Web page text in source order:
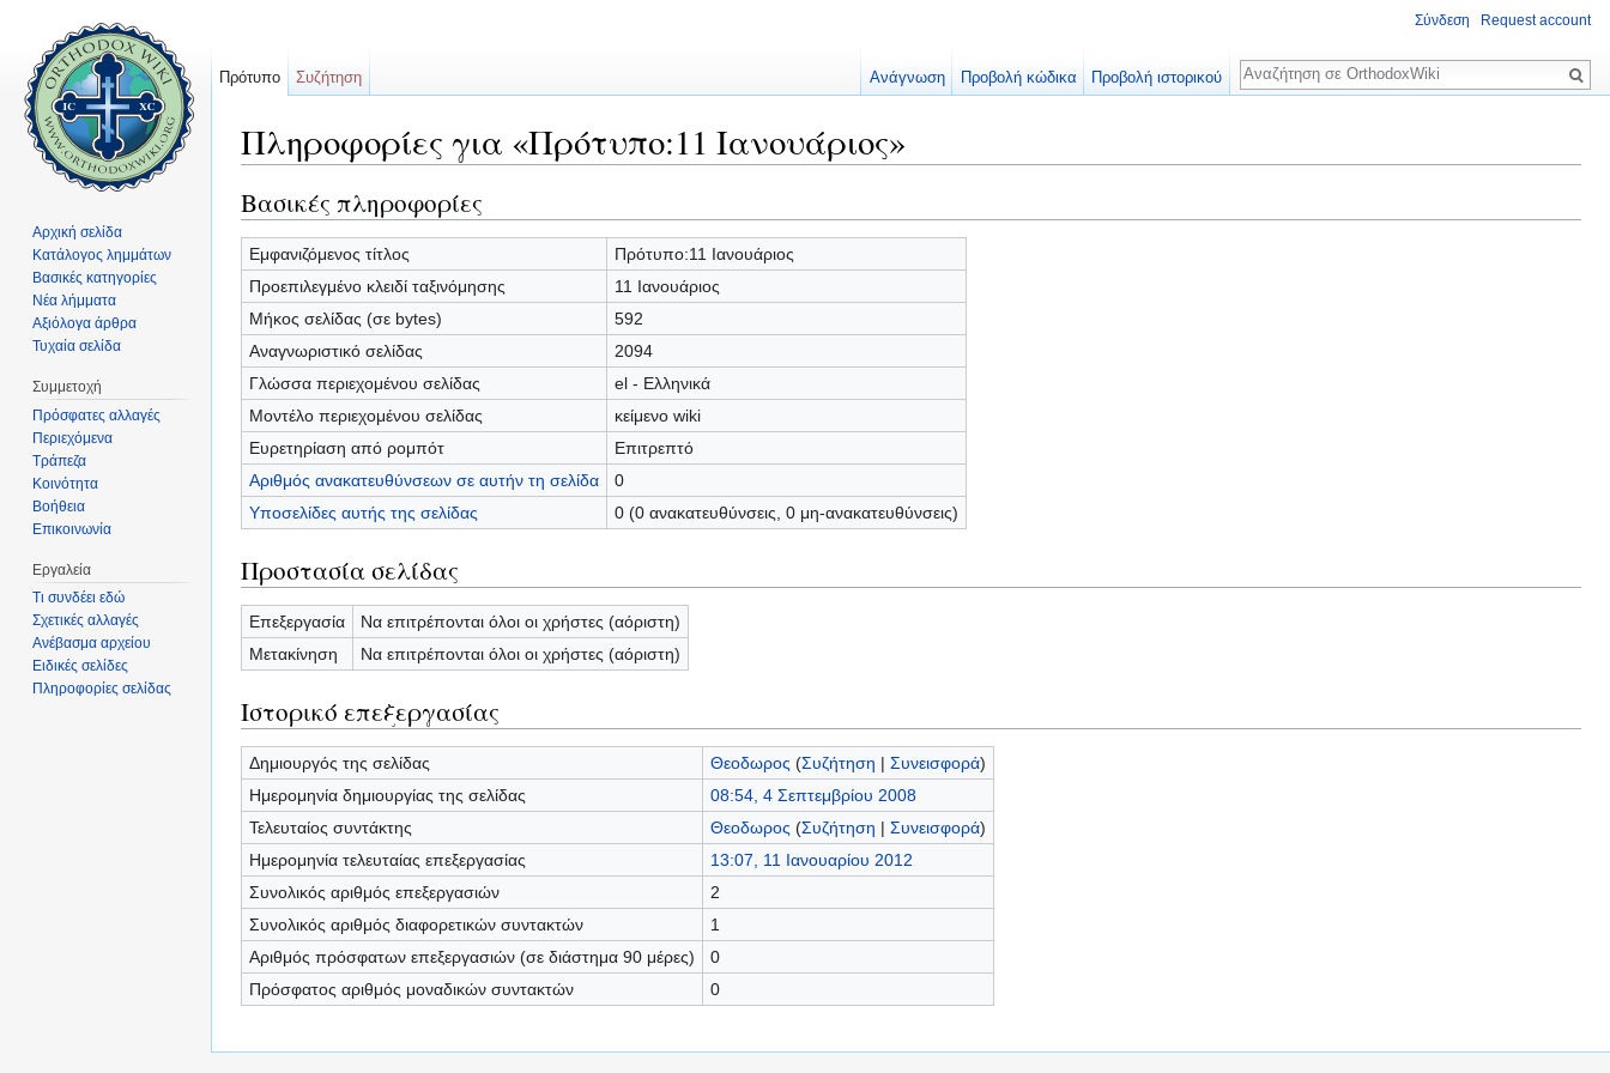
Πληροφορίες για «Πρότυπο:11 Ιανουάριος»
Βασικές πληροφορίες
Εμφανιζόμενος τίτλος
Πρότυπο:11 Ιανουάριος
Προεπιλεγμένο κλειδί ταξινόμησης
11 Ιανουάριος
Μήκος σελίδας (σε bytes)
592
Αναγνωριστικό σελίδας
2094
Γλώσσα περιεχομένου σελίδας
el - Ελληνικά
Μοντέλο περιεχομένου σελίδας
κείμενο wiki
Ευρετηρίαση από ρομπότ
Επιτρεπτό
Αριθμός ανακατευθύνσεων σε αυτήν τη σελίδα
0
Υποσελίδες αυτής της σελίδας
0 (0 ανακατευθύνσεις, 0 μη-ανακατευθύνσεις)
Προστασία σελίδας
Επεξεργασία
Να επιτρέπονται όλοι οι χρήστες (αόριστη)
Μετακίνηση
Να επιτρέπονται όλοι οι χρήστες (αόριστη)
Ιστορικό επεξεργασίας
Δημιουργός της σελίδας Θεοδωρος (Συζήτηση | Συνεισφορά)
Ημερομηνία δημιουργίας της σελίδας
08:54, 4 Σεπτεμβρίου 2008
Τελευταίος συντάκτης
Θεοδωρος (Συζήτηση | Συνεισφορά)
Ημερομηνία τελευταίας επεξεργασίας
13:07, 11 Ιανουαρίου 2012
Συνολικός αριθμός επεξεργασιών
2
Συνολικός αριθμός διαφορετικών συντακτών
1
Αριθμός πρόσφατων επεξεργασιών (σε διάστημα 90 μέρες)
0
Πρόσφατος αριθμός μοναδικών συντακτών
0
Σύνδεση Request account
Πρότυπο Συζήτηση Ανάγνωση Προβολή κώδικα Προβολή ιστορικού
Αναζήτηση
Αρχική σελίδα
Κατάλογος λημμάτων
Βασικές κατηγορίες
Νέα λήμματα
Αξιόλογα άρθρα
Τυχαία σελίδα
Συμμετοχή
Πρόσφατες αλλαγές
Περιεχόμενα
Τράπεζα
Κοινότητα
Βοήθεια
Επικοινωνία
Εργαλεία
Τι συνδέει εδώ
Σχετικές αλλαγές
Ανέβασμα αρχείου
Ειδικές σελίδες
Πληροφορίες σελίδας